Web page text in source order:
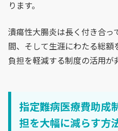
ります。
潰瘍性大腸炎は長く付き合っ
間、そして生涯にわたる総額
負担を軽減する制度の活用が
指定難病医療費助成
担を大幅に減らす方